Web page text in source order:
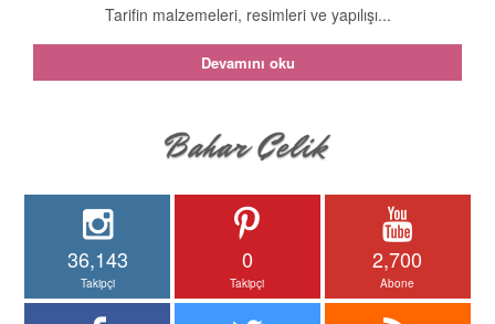
Tarifin malzemeleri, resimleri ve yapılışı...
Devamını oku
36,143
Takipçi
0
Takipçi
2,700
Abone